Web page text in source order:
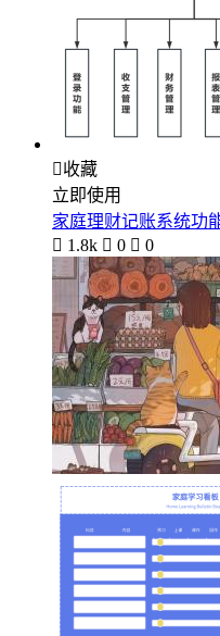
收藏
立即使用
家庭理财记账系统功
 1.8k  0  0